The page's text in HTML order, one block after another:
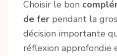
Choisir le bon
de fer pendant la
décision importante
réflexion approfondie